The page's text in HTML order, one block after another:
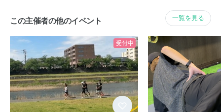
この主催者の他のイベント 一覧を見る
受付中